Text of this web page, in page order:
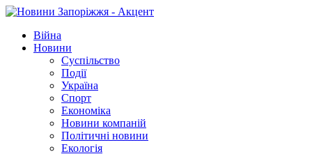
Війна
Новини
Суспільство
Події
Україна
Спорт
Економіка
Новини компаній
Політичні новини
Екологія